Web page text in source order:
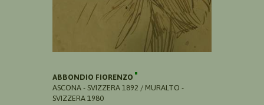
ABBONDIO FIORENZO
ASCONA - SVIZZERA 1892 / MURALTO -
SVIZZERA 1980